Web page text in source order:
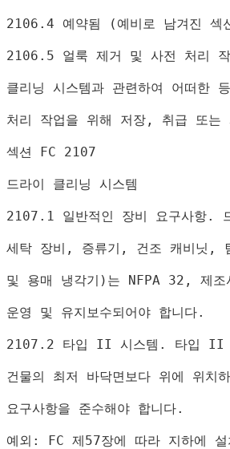
2106.4 예약됨 ( 예비로 남겨진 섹
2106.5 얼룩 제거 및 사전 처리
클리닝 시스템과 관련하여 어떠한
처리 작업을 위해 저장 , 취급 또는
섹션 FC 2107
드라이 클리닝 시스템
2107.1 일반적인 장비 요구사항.
세탁 장비 , 증류기 , 건조 캐비닛 ,
및 용매 냉각기 ) 는 NFPA 32, 제
운영 및 유지보수되어야 합니다.
2107.2 타입 II 시스템 . 타입 II
건물의 최저 바닥면보다 위에 위치
요구사항을 준수해야 합니다.
예외 : FC 제57장에 따라 지하에